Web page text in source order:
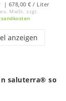
| 678,00 € / Liter
MwSt. zzgl.
anzeigen
saluterra® so